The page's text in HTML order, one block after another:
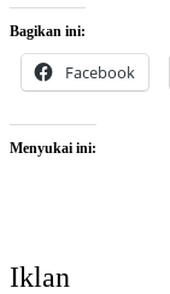
Bagikan ini:
Facebook
Menyukai ini:
Iklan